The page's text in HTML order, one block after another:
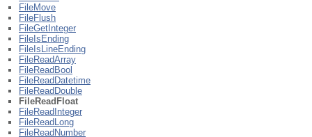
FileMove
FileFlush
FileGetInteger
FileIsEnding
FileIsLineEnding
FileReadArray
FileReadBool
FileReadDatetime
FileReadDouble
FileReadFloat
FileReadInteger
FileReadLong
FileReadNumber